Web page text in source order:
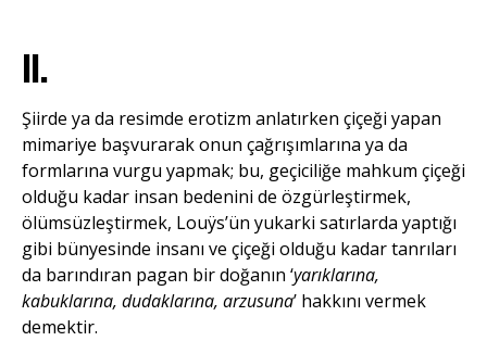
II.
Şiirde ya da resimde erotizm anlatırken çiçeği yapan
mimariye başvurarak onun çağrışımlarına ya da
formlarına vurgu yapmak; bu, geçiciliğe mahkum çiçeği
olduğu kadar insan bedenini de özgürleştirmek,
ölümsüzleştirmek, Louÿs’ün yukarki satırlarda yaptığı
gibi bünyesinde insanı ve çiçeği olduğu kadar tanrıları
da barındıran pagan bir doğanın ‘yarıklarına,
kabuklarına, dudaklarına, arzusuna’ hakkını vermek
demektir.